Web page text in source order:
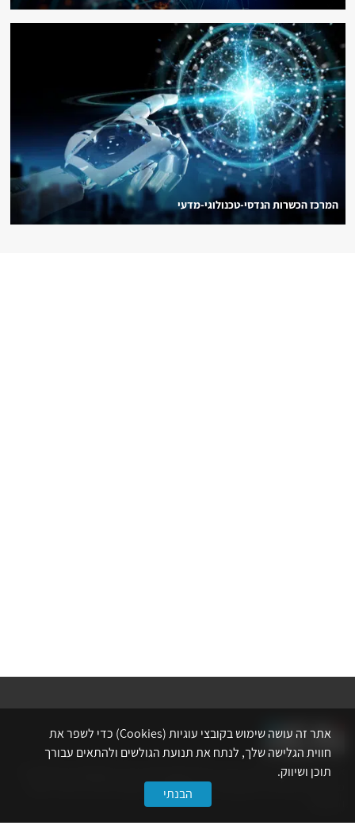
המרכז הכשרות הנדסי-טכנולוגי-מדעי
אתר לשכת המהנדסים, האדריכלים והאקדמאים בעלי המקצועות הטכנולוגיים
מרכז את הפעילויות המקצועיות, ההשתלמויות, ההטבות ואירועי הפנאי לאנשי
אתר זה עושה שימוש בקובצי עוגיות (Cookies) כדי לשפר את
חווית הגלישה שלך, לנתח את תנועת הגולשים ולהתאים עבורך
תוכן ושיווק.
הבנתי